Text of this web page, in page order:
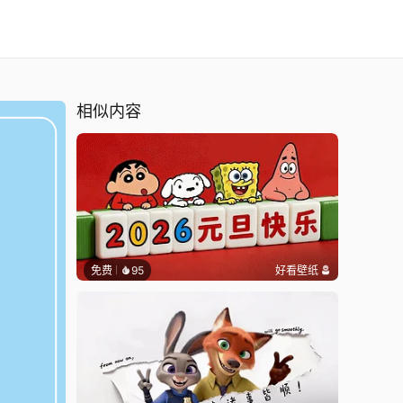
相似内容
免费 95 好看壁纸